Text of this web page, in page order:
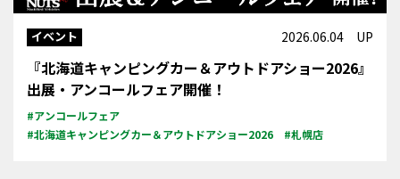
イベント 2026.06.04 UP
『北海道キャンピングカー＆アウトドアショー2026』
出展・アンコールフェア開催！
#アンコールフェア
#北海道キャンピングカー＆アウトドアショー2026
#札幌店